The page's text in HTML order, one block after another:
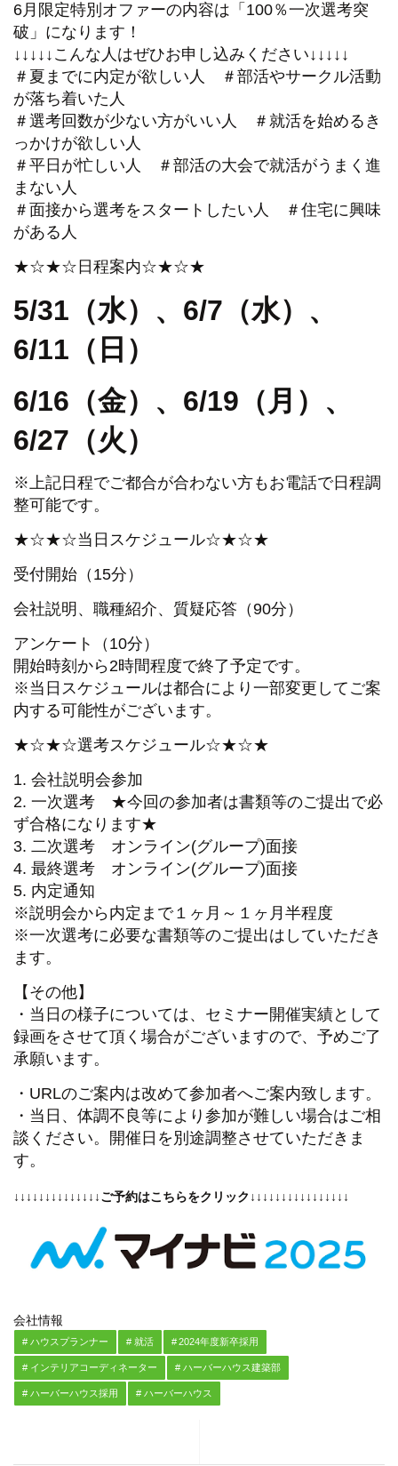
6月限定特別オファーの内容は「100％一次選考突
破」になります！
↓↓↓↓↓こんな人はぜひお申し込みください↓↓↓↓↓
＃夏までに内定が欲しい人 ＃部活やサークル活動
が落ち着いた人
＃選考回数が少ない方がいい人 ＃就活を始めるき
っかけが欲しい人
＃平日が忙しい人 ＃部活の大会で就活がうまく進
まない人
＃面接から選考をスタートしたい人 ＃住宅に興味
がある人
★☆★☆日程案内☆★☆★
5/31（水）、6/7（水）、
6/11（日）
6/16 （金）、6/19（月）、
6/27（火）
※上記日程でご都合が合わない方もお電話で日程調
整可能です。
★☆★☆当日スケジュール☆★☆★
受付開始（15分）
会社説明、職種紹介、質疑応答（90分）
アンケート（10分）
開始時刻から2時間程度で終了予定です。
※当日スケジュールは都合により一部変更してご案
内する可能性がございます。
★☆★☆選考スケジュール☆★☆★
1. 会社説明会参加
2. 一次選考 ★今回の参加者は書類等のご提出で必
ず合格になります★
3. 二次選考 オンライン(グループ)面接
4. 最終選考 オンライン(グループ)面接
5. 内定通知
※説明会から内定まで１ヶ月～１ヶ月半程度
※一次選考に必要な書類等のご提出はしていただき
ます。
【その他】
・当日の様子については、セミナー開催実績として
録画をさせて頂く場合がございますので、予めご了
承願います。
・URLのご案内は改めて参加者へご案内致します。
・当日、体調不良等により参加が難しい場合はご相
談ください。開催日を別途調整させていただきま
す。
↓↓↓↓↓↓↓↓↓↓↓↓↓↓ご予約はこちらをクリック↓↓↓↓↓↓↓↓↓↓↓↓↓↓↓↓
会社情報
ハウスプランナー 就活 2024年度新卒採用
インテリアコーディネーター ハーバーハウス建築部
ハーバーハウス採用 ハーバーハウス